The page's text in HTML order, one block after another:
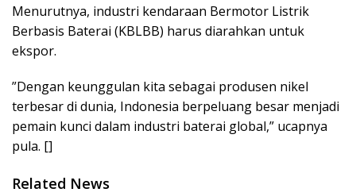
Menurutnya, industri kendaraan Bermotor Listrik
Berbasis Baterai (KBLBB) harus diarahkan untuk
ekspor.
‎”Dengan keunggulan kita sebagai produsen nikel
terbesar di dunia, Indonesia berpeluang besar menjadi
pemain kunci dalam industri baterai global,” ucapnya
pula. []
Related News